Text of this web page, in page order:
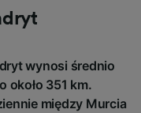
wynosi średnio
około 351 km.
między Murcia
device.
development.